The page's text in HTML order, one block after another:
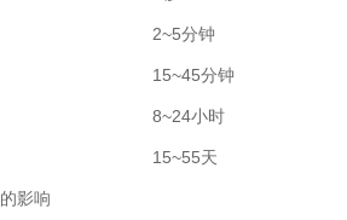
2~5分钟
15~45分钟
8~24小时
15~55天
影响